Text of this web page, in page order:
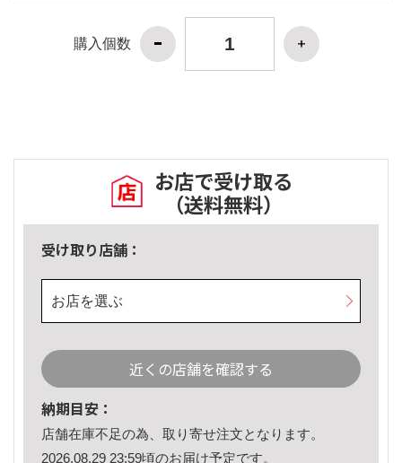
購入個数
お店で受け取る
（送料無料）
受け取り店舗：
お店を選ぶ
近くの店舗を確認する
納期目安：
店舗在庫不足の為、取り寄せ注文となります。
2026.08.29 23:59頃のお届け予定です。